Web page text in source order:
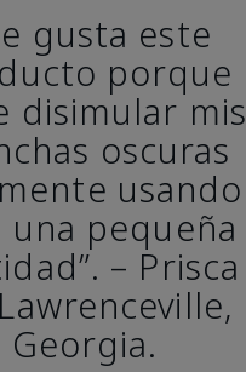
gusta este
porque
disimular mis
oscuras
usando
una pequeña
– Prisca
Georgia.